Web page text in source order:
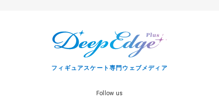
フィギュアスケート専門ウェブメディア
Follow us